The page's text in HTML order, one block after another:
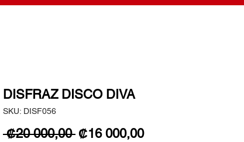
DISFRAZ DISCO DIVA
SKU: DISF056
₡20 000,00 Precio
₡16 000,00Precio de oferta